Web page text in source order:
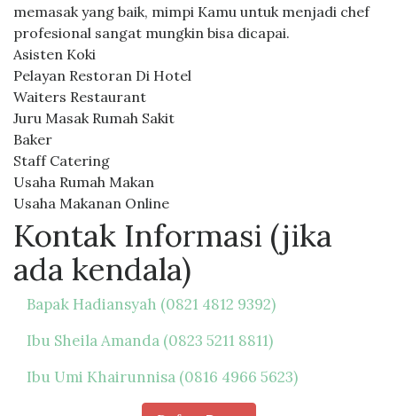
memasak yang baik, mimpi Kamu untuk menjadi chef
profesional sangat mungkin bisa dicapai.
Asisten Koki
Pelayan Restoran Di Hotel
Waiters Restaurant
Juru Masak Rumah Sakit
Baker
Staff Catering
Usaha Rumah Makan
Usaha Makanan Online
Kontak Informasi (jika
ada kendala)
Bapak Hadiansyah (0821 4812 9392)
Ibu Sheila Amanda (0823 5211 8811)
Ibu Umi Khairunnisa (0816 4966 5623)